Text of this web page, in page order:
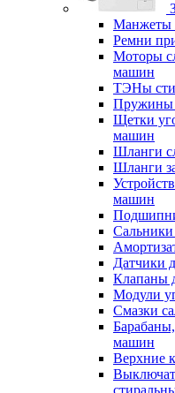
Манжеты
Ремни
Моторы
машин
ТЭНы
Пружины
Щетки
машин
Шланги
Шланги
машин
Датчики
Клапаны
Модули
Смазки
машин
Верхние